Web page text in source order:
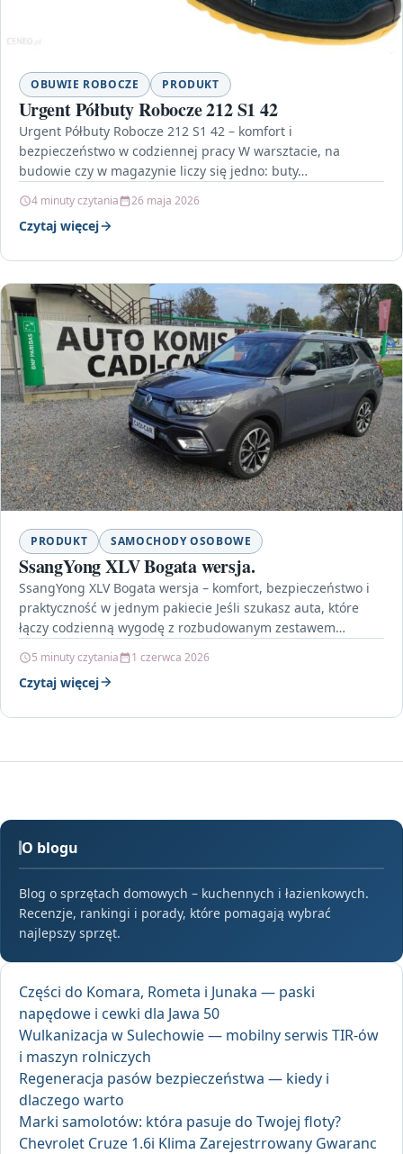
OBUWIE ROBOCZE PRODUKT
Urgent Półbuty Robocze 212 S1 42
Urgent Półbuty Robocze 212 S1 42 – komfort i
bezpieczeństwo w codziennej pracy W warsztacie, na
budowie czy w magazynie liczy się jedno: buty…
4 minuty czytania 26 maja 2026
Czytaj więcej
PRODUKT SAMOCHODY OSOBOWE
SsangYong XLV Bogata wersja.
SsangYong XLV Bogata wersja – komfort, bezpieczeństwo i
praktyczność w jednym pakiecie Jeśli szukasz auta, które
łączy codzienną wygodę z rozbudowanym zestawem
5 minuty czytania 1 czerwca 2026
Czytaj więcej
O blogu
Blog o sprzętach domowych – kuchennych i łazienkowych.
Recenzje, rankingi i porady, które pomagają wybrać
najlepszy sprzęt.
Części do Komara, Rometa i Junaka — paski
napędowe i cewki dla Jawa 50
Wulkanizacja w Sulechowie — mobilny serwis TIR-ów
i maszyn rolniczych
Regeneracja pasów bezpieczeństwa — kiedy i
dlaczego warto
Marki samolotów: która pasuje do Twojej floty?
Chevrolet Cruze 1.6i Klima Zarejestrrowany Gwaranc